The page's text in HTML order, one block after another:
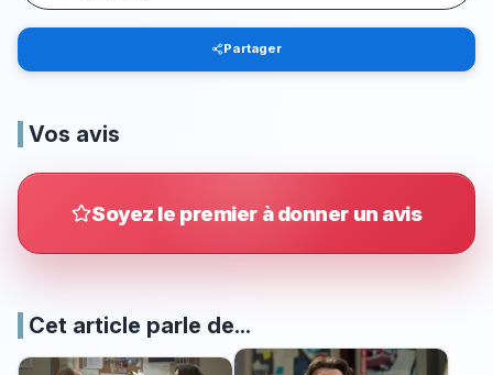
Partager
Vos avis
Soyez le premier à donner un avis
Cet article parle de...